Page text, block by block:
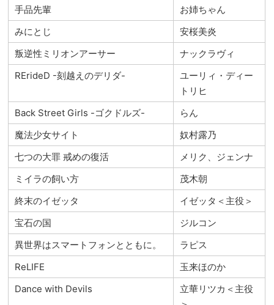
手品先輩
お姉ちゃん
みにとじ
安桜美炎
叛逆性ミリオンアーサー
ナックラヴィ
RErideD -刻越えのデリダ-
ユーリィ・ディー
トリヒ
Back Street Girls -ゴクドルズ-
らん
魔法少女サイト
奴村露乃
七つの大罪 戒めの復活
メリク、ジェンナ
ミイラの飼い方
茂木朝
終末のイゼッタ
イゼッタ＜主役＞
宝石の国
ジルコン
異世界はスマートフォンとともに。
ラピス
ReLIFE
玉来ほのか
Dance with Devils
立華リツカ＜主役